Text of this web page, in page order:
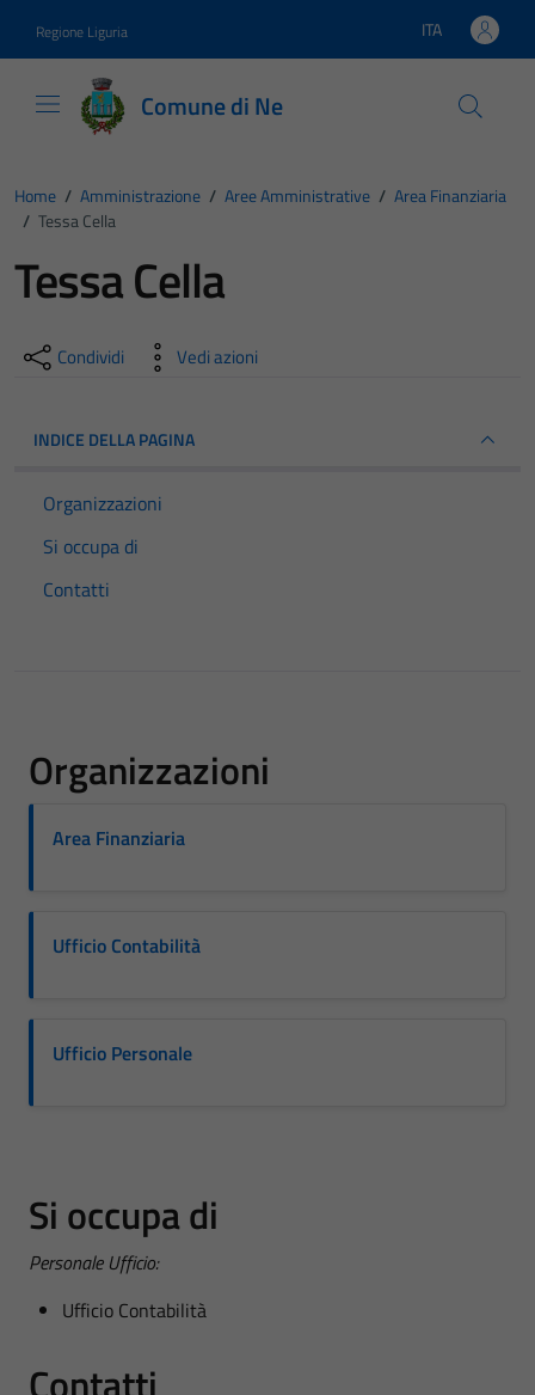
Regione Liguria Lingua attiva:
ITA
Comune di Ne
Home / Amministrazione / Aree Amministrative / Area Finanziaria
/ Tessa Cella
Tessa Cella
Condividi Vedi azioni
INDICE DELLA PAGINA
Organizzazioni
Si occupa di
Contatti
Organizzazioni
Area Finanziaria
Ufficio Contabilità
Ufficio Personale
Si occupa di
Personale Ufficio:
Ufficio Contabilità